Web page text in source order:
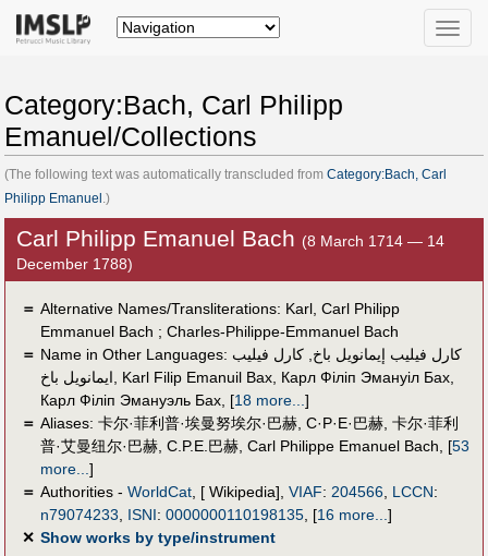
Toggle
Category:Bach, Carl Philipp
Emanuel/Collections
(The following text was automatically transcluded from Category:Bach, Carl
Philipp Emanuel .)
Carl Philipp Emanuel Bach (8 March 1714 — 14
December 1788)
＝ Alternative Names/Transliterations: Karl, Carl Philipp
Emmanuel Bach ; Charles-Philippe-Emmanuel Bach
＝ Name in Other Languages: كارل فيليب إيمانويل باخ ,كارل فيليب
ايمانويل باخ
Karl Filip Emanuil Bax, Карл Філіп Эмануіл Бах,
Карл Філіп Эмануэль Бах, [18 more... ]
＝ Aliases: 卡尔·菲利普·埃曼努埃尔·巴赫, C·P·E·巴赫, 卡尔·菲利
普·艾曼纽尔·巴赫, C.P.E.巴赫, Carl Philippe Emanuel Bach [53
more... ]
＝ Authorities - WorldCat, [ Wikipedia], VIAF: 204566, LCCN:
n79074233
ISNI: 0000000110198135, [16 more... ]
✕ Show works by type/instrument